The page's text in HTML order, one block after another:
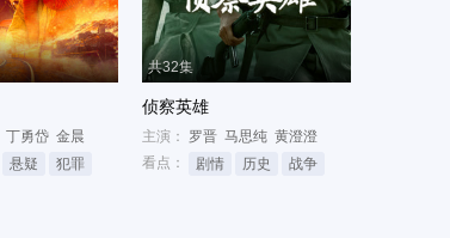
丁勇岱 金晨
悬疑 犯罪
共32集
侦察英雄
主演： 罗晋 马思纯 黄澄澄
看点：
剧情 历史 战争